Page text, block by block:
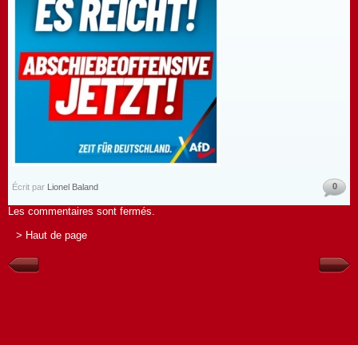
Écrit par Lionel Baland 0
Les commentaires sont fermés.
> Haut de page